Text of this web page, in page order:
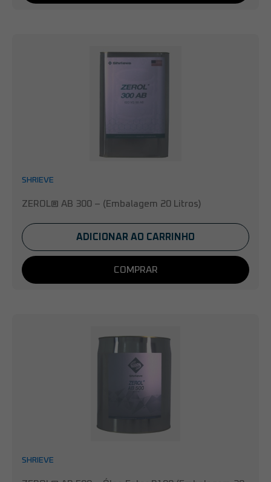
SHRIEVE
ZEROL® AB 300 – (Embalagem 20 Litros)
ADICIONAR AO CARRINHO
COMPRAR
SHRIEVE